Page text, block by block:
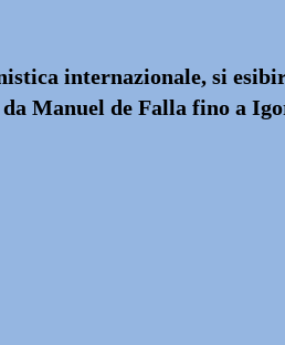
internazionale, si
da Manuel de Falla fino a